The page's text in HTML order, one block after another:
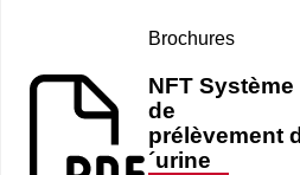
Brochures
NFT Système
de
prélèvement d
´urine